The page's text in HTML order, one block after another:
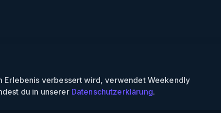
Erlebenis verbessert wird, verwendet Weekendly
du in unserer Datenschutzerklärung.